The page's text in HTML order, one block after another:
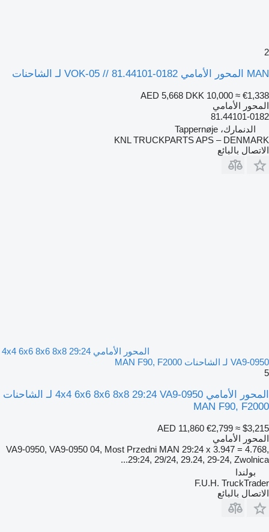
2
MAN المحور الأمامي VOK-05 // 81.44101-0182 لـ الشاحنات
AED 5,668 DKK 10,000 ≈ €1,338
المحور الأمامي
81.44101-0182
الدنمارك، Tappernøje
KNL TRUCKPARTS APS – DENMARK
الاتصال بالبائع
المحور الأمامي 4x4 6x6 8x6 8x8 29:24
VA9-0950 لـ الشاحنات MAN F90, F2000
5
المحور الأمامي 4x4 6x6 8x6 8x8 29:24 VA9-0950 لـ الشاحنات
MAN F90, F2000
AED 11,860 €2,799 ≈ $3,215
المحور الأمامي
VA9-0950, VA9-0950 04, Most Przedni MAN 29:24 x 3.947 = 4.768,
29:24, 29/24, 29.24, 29-24, Zwolnica...
بولندا
F.U.H. TruckTrader
الاتصال بالبائع